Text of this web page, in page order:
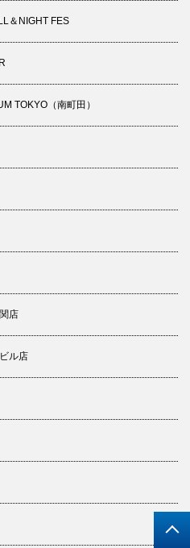
＆NIGHT FES
TOKYO（南町田）
店
ル店